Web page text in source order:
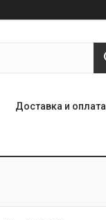
Доставка и оплата